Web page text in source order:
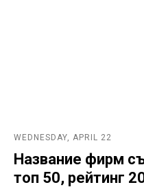
WEDNESDAY, APRIL 22
Название фирм
топ 50, рейтинг